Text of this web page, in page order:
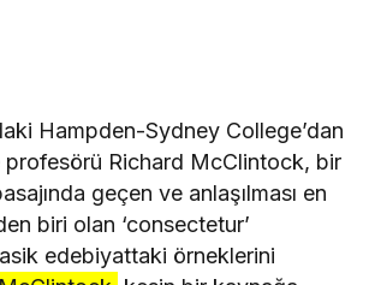
Hampden-Sydney College’dan
profesörü Richard McClintock, bir
geçen ve anlaşılması en
biri olan ‘consectetur’
edebiyattaki örneklerini